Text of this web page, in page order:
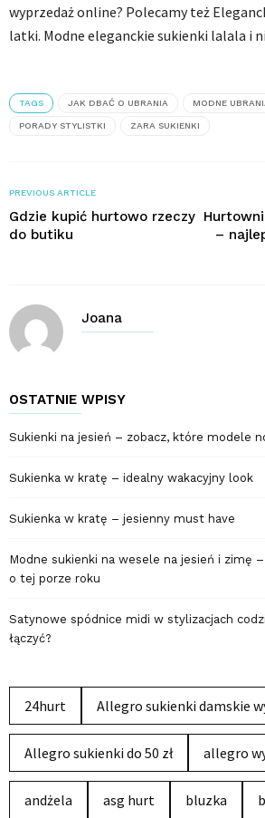
wyprzedaż online? Polecamy też
latki. Modne eleganckie sukienki lalala i
TAGS JAK DBAĆ O UBRANIA MODNE
PORADY STYLISTKI ZARA SUKIENKI
PREVIOUS ARTICLE
Gdzie kupić hurtowo rzeczy
do butiku
–
Joana
OSTATNIE WPISY
Sukienki na jesień – zobacz, które modele
Sukienka w kratę – idealny wakacyjny look
Sukienka w kratę – jesienny must have
Modne sukienki na wesele na jesień i zimę
o tej porze roku
Satynowe spódnice midi w stylizacjach
łączyć?
24hurt Allegro sukienki damskie
Allegro sukienki do 50 zł allegro
andżela asg hurt bluzka